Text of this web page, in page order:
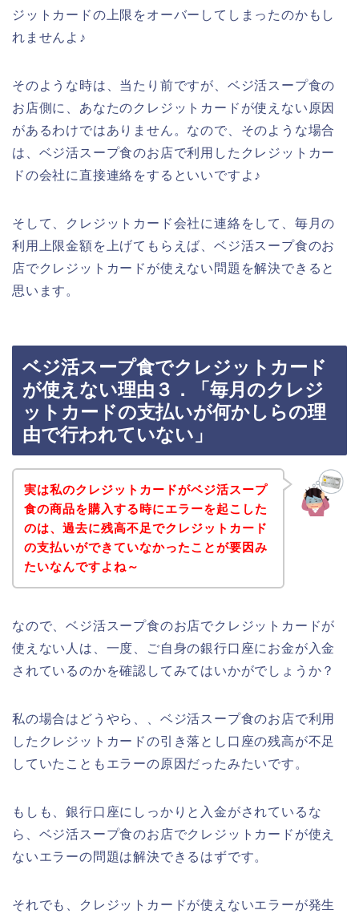
ジットカードの上限をオーバーしてしまったのかもし
れませんよ♪
そのような時は、当たり前ですが、ベジ活スープ食の
お店側に、あなたのクレジットカードが使えない原因
があるわけではありません。なので、そのような場合
は、ベジ活スープ食のお店で利用したクレジットカー
ドの会社に直接連絡をするといいですよ♪
そして、クレジットカード会社に連絡をして、毎月の
利用上限金額を上げてもらえば、ベジ活スープ食のお
店でクレジットカードが使えない問題を解決できると
思います。
ベジ活スープ食でクレジットカード
が使えない理由３．「毎月のクレジ
ットカードの支払いが何かしらの理
由で行われていない」
実は私のクレジットカードがベジ活スープ
食の商品を購入する時にエラーを起こした
のは、過去に残高不足でクレジットカード
の支払いができていなかったことが要因み
たいなんですよね～
なので、ベジ活スープ食のお店でクレジットカードが
使えない人は、一度、ご自身の銀行口座にお金が入金
されているのかを確認してみてはいかがでしょうか？
私の場合はどうやら、、ベジ活スープ食のお店で利用
したクレジットカードの引き落とし口座の残高が不足
していたこともエラーの原因だったみたいです。
もしも、銀行口座にしっかりと入金がされているな
ら、ベジ活スープ食のお店でクレジットカードが使え
ないエラーの問題は解決できるはずです。
それでも、クレジットカードが使えないエラーが発生